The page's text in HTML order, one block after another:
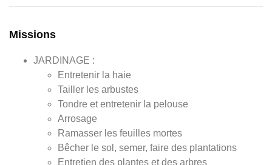
Missions
JARDINAGE :
Entretenir la haie
Tailler les arbustes
Tondre et entretenir la pelouse
Arrosage
Ramasser les feuilles mortes
Bêcher le sol, semer, faire des plantations
Entretien des plantes et des arbres